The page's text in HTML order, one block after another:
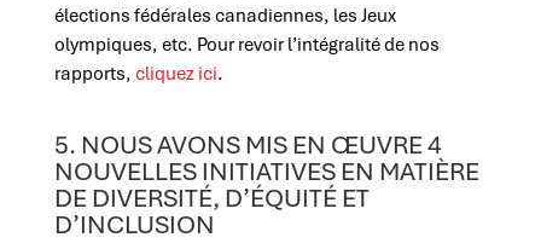
élections fédérales canadiennes, les Jeux
olympiques, etc. Pour revoir l’intégralité de nos
rapports, cliquez ici.
5. NOUS AVONS MIS EN ŒUVRE 4
NOUVELLES INITIATIVES EN MATIÈRE
DE DIVERSITÉ, D’ÉQUITÉ ET
D’INCLUSION